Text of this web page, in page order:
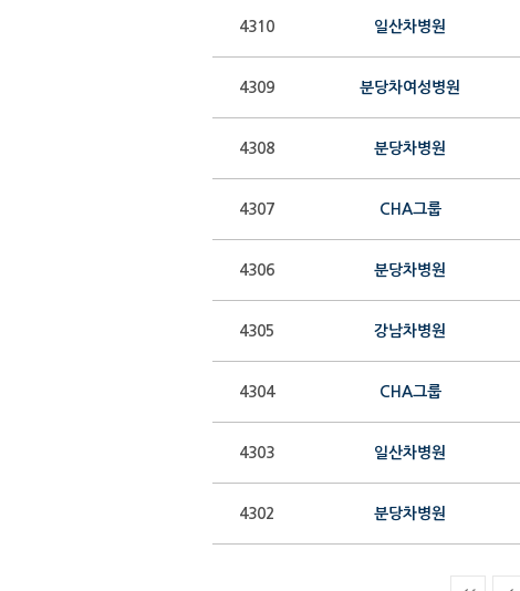
4310 일산차병원
4309 분당차여성병원
4308 분당차병원
4307 CHA그룹
4306 분당차병원
4305 강남차병원
4304 CHA그룹
4303 일산차병원
4302 분당차병원